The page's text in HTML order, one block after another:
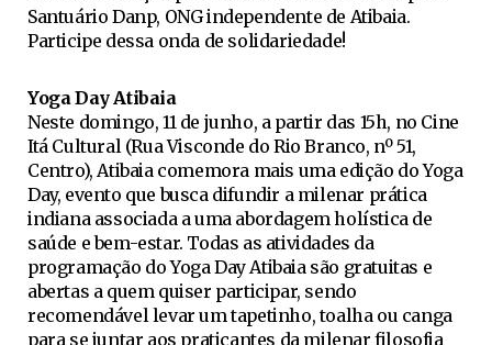
Santuário Danp, ONG independente de Atibaia.
Participe dessa onda de solidariedade!
Yoga Day Atibaia
Neste domingo, 11 de junho, a partir das 15h, no Cine
Itá Cultural (Rua Visconde do Rio Branco, nº 51,
Centro), Atibaia comemora mais uma edição do Yoga
Day, evento que busca difundir a milenar prática
indiana associada a uma abordagem holística de
saúde e bem-estar. Todas as atividades da
programação do Yoga Day Atibaia são gratuitas e
abertas a quem quiser participar, sendo
recomendável levar um tapetinho, toalha ou canga
para se juntar aos praticantes da milenar filosofia